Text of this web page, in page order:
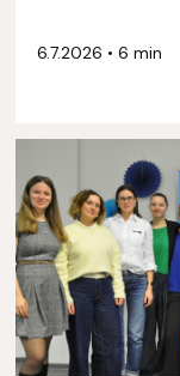
6.7.2026 •6 min